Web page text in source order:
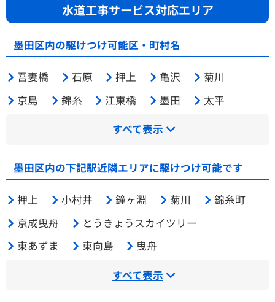
水道工事サービス対応エリア
墨田区内の駆けつけ可能区・町村名
吾妻橋 石原 押上 亀沢
菊川
京島
錦糸 江東橋 墨田
太平
すべて表示
墨田区内の下記駅近隣エリアに駆けつけ可能です
押上 小村井 鐘ヶ淵 菊川
錦糸町
京成曳舟
とうきょうスカイツリー
東あずま
東向島
曳舟
すべて表示